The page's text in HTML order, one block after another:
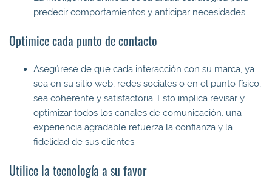
predecir comportamientos y anticipar necesidades.
Optimice cada punto de contacto
Asegúrese de que cada interacción con su marca, ya
sea en su sitio web, redes sociales o en el punto físico,
sea coherente y satisfactoria. Esto implica revisar y
optimizar todos los canales de comunicación, una
experiencia agradable refuerza la confianza y la
fidelidad de sus clientes.
Utilice la tecnología a su favor